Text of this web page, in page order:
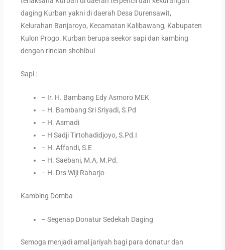
daging Kurban yakni di daerah Desa Durensawit,
Kelurahan Banjaroyo, Kecamatan Kalibawang, Kabupaten
Kulon Progo. Kurban berupa seekor sapi dan kambing
dengan rincian shohibul
Sapi :
– Ir. H. Bambang Edy Asmoro MEK
– H. Bambang Sri Sriyadi, S.Pd
– H. Asmadi
– H Sadji Tirtohadidjoyo, S.Pd.I
– H. Affandi, S.E
– H. Saebani, M.A, M.Pd.
– H. Drs Wiji Raharjo
Kambing Domba
– Segenap Donatur Sedekah Daging
Semoga menjadi amal jariyah bagi para donatur dan